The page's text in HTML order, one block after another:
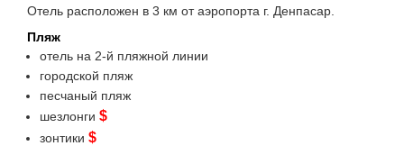
Отель расположен в 3 км от аэропорта г. Денпасар.
Пляж
отель на 2-й пляжной линии
городской пляж
песчаный пляж
шезлонги $
зонтики $